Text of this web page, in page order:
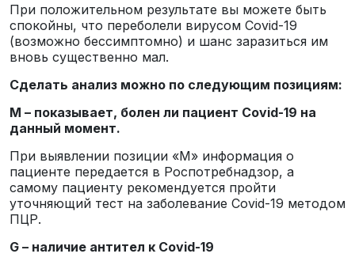
При положительном результате вы можете быть
спокойны, что переболели вирусом Covid-19
(возможно бессимптомно) и шанс заразиться им
вновь существенно мал.
Сделать анализ можно по следующим позициям:
М – показывает, болен ли пациент Covid-19 на
данный момент.
При выявлении позиции «М» информация о
пациенте передается в Роспотребнадзор, а
самому пациенту рекомендуется пройти
уточняющий тест на заболевание Covid-19 методом
ПЦР.
G – наличие антител к Covid-19